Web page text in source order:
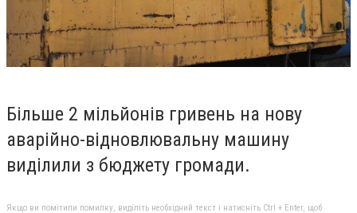
Більше 2 мільйонів гривень на нову
аварійно-відновлювальну машину
виділили з бюджету громади.
Якщо ви помітили помилку, виділіть необхідний текст і натисніть Ctrl + Enter, щоб